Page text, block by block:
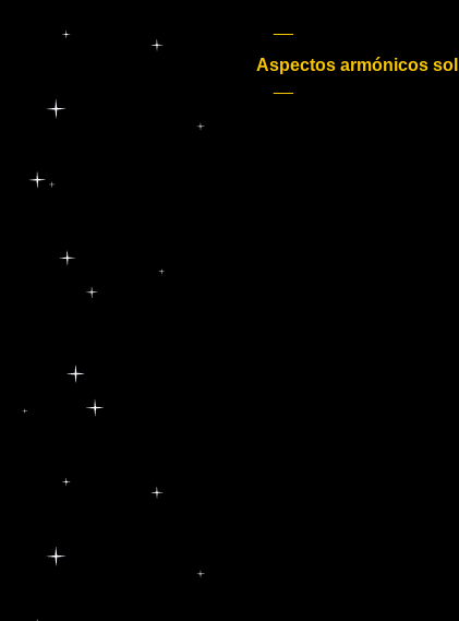
Aspectos armónicos